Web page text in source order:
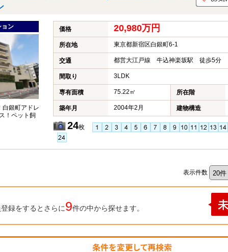
ョン
白銀町アドレ
！ペット飼
価格 20,980万円
所在地 東京都新宿区白銀町6‐1
交通 都営大江戸線 牛込神楽坂駅 徒歩5分
間取り 3LDK
専有面積 75.22㎡ 所在階
築年月 2004年2月 建物構造
24枚
表示件数
録をするとさらに9件の中から探せます。